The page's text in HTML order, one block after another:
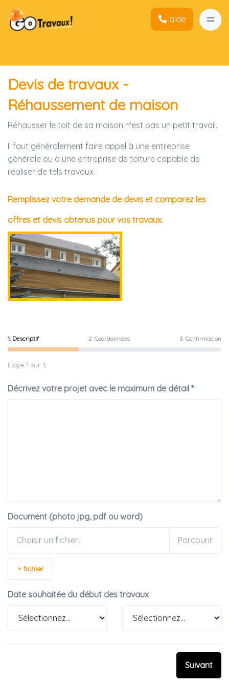
aide
Devis de travaux -
Réhaussement de maison
Réhausser le toit de sa maison n'est pas un petit travail.
Il faut généralement faire appel à une entreprise
générale ou à une entreprise de toiture capable de
réaliser de tels travaux.
Remplissez votre demande de devis et comparez les
offres et devis obtenus pour vos travaux.
1. Descriptif 2. Coordonnées 3. Confirmation
Étape 1 sur 3
Décrivez votre projet avec le maximum de détail *
Document (photo jpg, pdf ou word)
Choisir un fichier...
+ fichier
Date souhaitée du début des travaux
Suivant